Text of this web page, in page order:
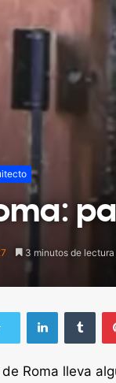
3 minutos de lectura
Roma lleva